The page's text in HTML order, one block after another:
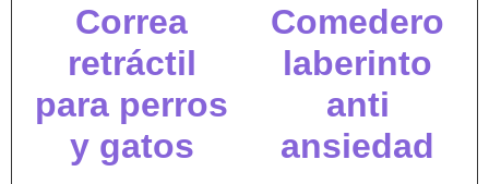
Correa
retráctil
para perros
y gatos
Comedero
laberinto
anti
ansiedad